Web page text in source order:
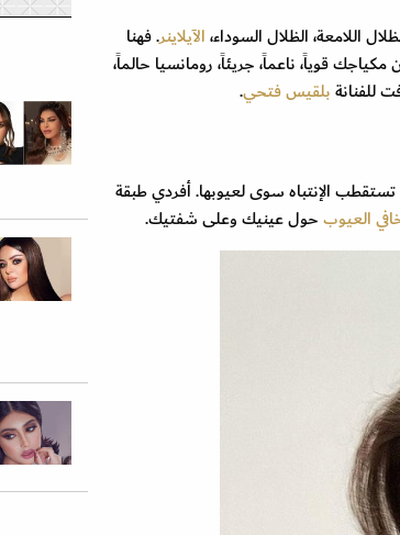
اللامعة، الظلال السوداء،الآيلاينر. فهنا
قوياً، ناعماً، جريئاً، رومانسيا حالماً،
للفنانةبلقيس فتحي.
تستقطب الإنتباه سوى لعيوبها. أفردي طبقة
العيوبحول عينيك وعلى شفتيك.